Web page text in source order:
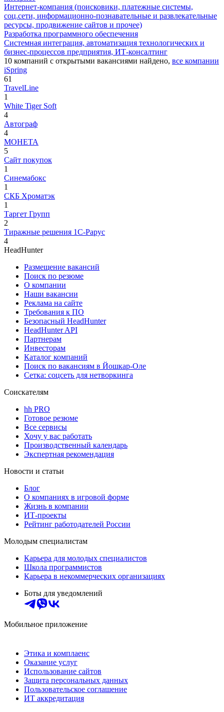
Интернет-компания (поисковики, платежные системы,
соц.сети, информационно-познавательные и развлекательные
ресурсы, продвижение сайтов и прочее)
Разработка программного обеспечения
Системная интеграция, автоматизация технологических и
бизнес-процессов предприятия, ИТ-консалтинг
10 компаний с открытыми вакансиями найдено, все компании
iSpring
61
TravelLine
1
White Tiger Soft
4
Автограф
4
МОНЕТА
5
Сайт покупок
1
Синемабокс
1
СКБ Хроматэк
1
Таргет Групп
2
Тиражные решения 1С-Рарус
4
HeadHunter
Размещение вакансий
Поиск по резюме
О компании
Наши вакансии
Реклама на сайте
Требования к ПО
Безопасный HeadHunter
HeadHunter API
Партнерам
Инвесторам
Каталог компаний
Поиск по вакансиям в Йошкар-Оле
Сетка: соцсеть для нетворкинга
Соискателям
hh PRO
Готовое резюме
Все сервисы
Хочу у вас работать
Производственный календарь
Экспертная рекомендация
Новости и статьи
Блог
О компаниях в игровой форме
Жизнь в компании
ИТ-проекты
Рейтинг работодателей России
Молодым специалистам
Карьера для молодых специалистов
Школа программистов
Карьера в некоммерческих организациях
Боты для уведомлений
Мобильное приложение
Этика и комплаенс
Оказание услуг
Использование сайтов
Защита персональных данных
Пользовательское соглашение
ИТ аккредитация